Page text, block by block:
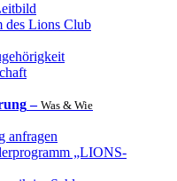
des Lions Club
– Was & Wie
anfragen
„LIONS-